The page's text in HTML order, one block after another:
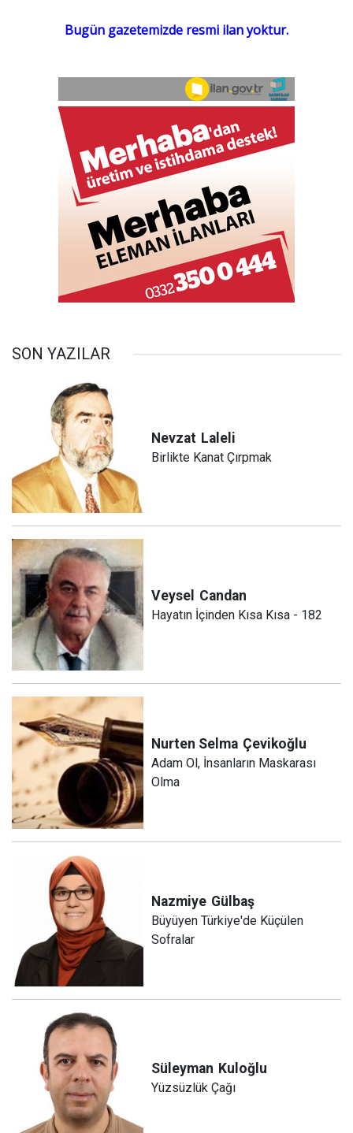
SON YAZILAR
Nevzat Laleli
Birlikte Kanat Çırpmak
Veysel Candan
Hayatın İçinden Kısa Kısa - 182
Nurten Selma Çevikoğlu
Adam Ol, İnsanların Maskarası
Olma
Nazmiye Gülbaş
Büyüyen Türkiye'de Küçülen
Sofralar
Süleyman Kuloğlu
Yüzsüzlük Çağı